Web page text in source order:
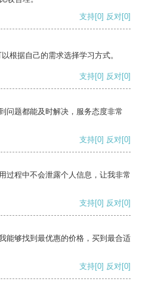
支持[0] 反对[0]
根据自己的需求选择学习方式。
支持[0] 反对[0]
问题都能及时解决，服务态度非常
支持[0] 反对[0]
过程中不会泄露个人信息，让我非常
支持[0] 反对[0]
能够找到最优惠的价格，买到最合适
支持[0] 反对[0]